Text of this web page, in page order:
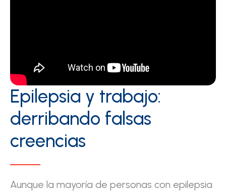
Epilepsia y trabajo:
derribando falsas
creencias
Aunque la mayoría de personas con epilepsia